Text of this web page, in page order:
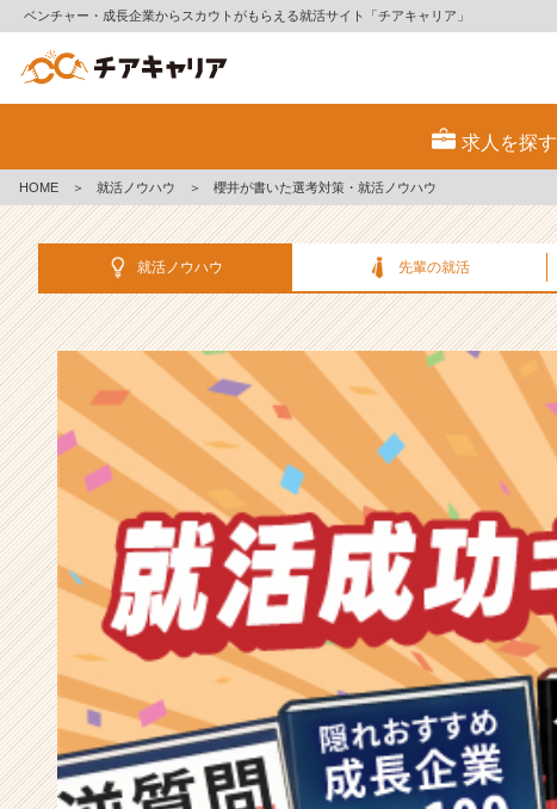
ベンチャー・成長企業からスカウトがもらえる就活サイト「チアキャリア」
策・
就
ノ
ハ
記
事
|
ベ
ン
チ
ー・
成
長
企
業
か
ら
カ
ウ
ト
が
求人を探す
HOME ＞ 就活ノウハウ ＞ 櫻井が書いた選考対策・就活ノウハウ
就活ノウハウ 先輩の就活